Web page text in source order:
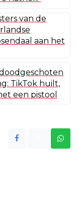
van de
aan het
TikTok huilt,
een pistool